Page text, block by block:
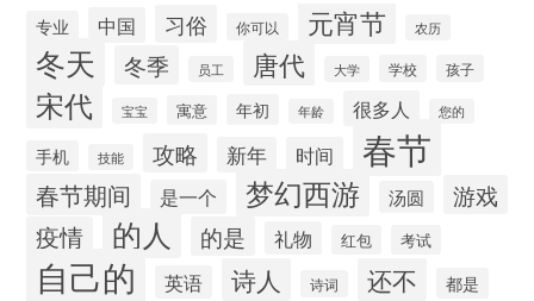
专业 中国 习俗 你可以 元宵节 农历
冬天 冬季 员工 唐代 大学 学校 孩子
宋代 宝宝 寓意 年初 年龄 很多人 您的
手机 技能 攻略 新年 时间 春节
春节期间 是一个 梦幻西游 汤圆 游戏
疫情 的人 的是 礼物 红包 考试
自己的 英语 诗人 诗词 还不 都是